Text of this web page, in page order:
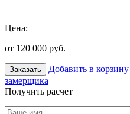
Цена:
от 120 000 руб.
Заказать Добавить в корзину
замерщика
Получить расчет